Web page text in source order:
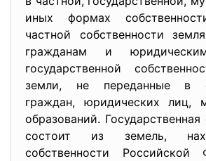
иных формах
частной собственности
гражданам и
государственной
земли, не переданные в
граждан, юридических лиц,
образований. Государственная
состоит из земель,
собственности Российской